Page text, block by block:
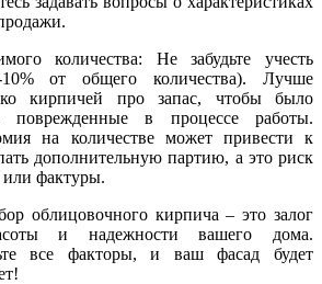
количества: Не забудьте учесть
от общего количества). Лучше
кирпичей про запас, чтобы было
поврежденные в процессе работы.
на количестве может привести к
дополнительную партию, а это риск
или фактуры.
облицовочного кирпича – это залог
и надежности вашего дома.
все факторы, и ваш фасад будет